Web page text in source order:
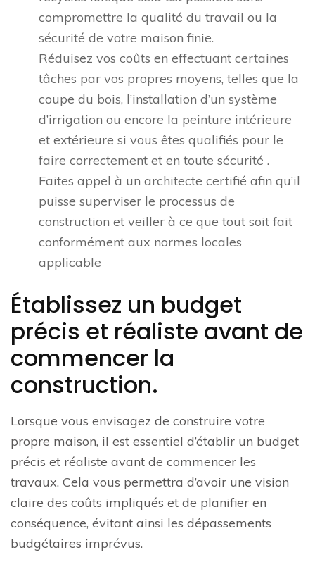
compromettre la qualité du travail ou la
sécurité de votre maison finie.
Réduisez vos coûts en effectuant certaines
tâches par vos propres moyens, telles que la
coupe du bois, l’installation d’un système
d’irrigation ou encore la peinture intérieure
et extérieure si vous êtes qualifiés pour le
faire correctement et en toute sécurité .
Faites appel à un architecte certifié afin qu’il
puisse superviser le processus de
construction et veiller à ce que tout soit fait
conformément aux normes locales
applicable
Établissez un budget
précis et réaliste avant de
commencer la
construction.
Lorsque vous envisagez de construire votre
propre maison, il est essentiel d’établir un budget
précis et réaliste avant de commencer les
travaux. Cela vous permettra d’avoir une vision
claire des coûts impliqués et de planifier en
conséquence, évitant ainsi les dépassements
budgétaires imprévus.